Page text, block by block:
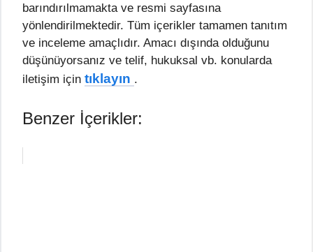
barındırılmamakta ve resmi sayfasına
yönlendirilmektedir. Tüm içerikler tamamen tanıtım
ve inceleme amaçlıdır. Amacı dışında olduğunu
düşünüyorsanız ve telif, hukuksal vb. konularda
iletişim için tıklayın .
Benzer İçerikler: